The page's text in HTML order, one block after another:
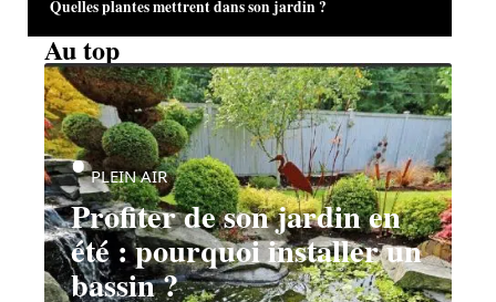
Quelles plantes mettrent dans son jardin ?
Au top
Profiter de son jardin en
été : pourquoi installer un
bassin ?
PLEIN AIR